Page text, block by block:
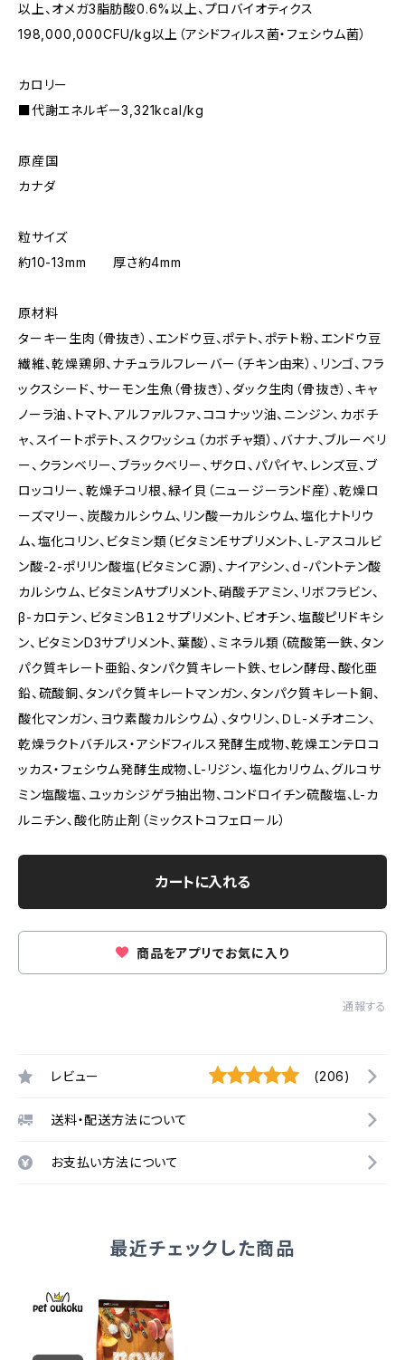
以上、オメガ3脂肪酸0.6%以上、プロバイオティクス
198,000,000CFU/kg以上（アシドフィルス菌・フェシウム菌）
カロリー
■代謝エネルギー3,321kcal/kg
原産国
カナダ
粒サイズ
約10-13mm 厚さ約4mm
原材料
ターキー生肉（骨抜き）、エンドウ豆、ポテト、ポテト粉、エンドウ豆
繊維、乾燥鶏卵、ナチュラルフレーバー（チキン由来）、リンゴ、フラ
ックスシード、サーモン生魚（骨抜き）、ダック生肉（骨抜き）、キャ
ノーラ油、トマト、アルファルファ、ココナッツ油、ニンジン、カボチ
ャ、スイートポテト、スクワッシュ（カボチャ類）、バナナ、ブルーベリ
ー、クランベリー、ブラックベリー、ザクロ、パパイヤ、レンズ豆、ブ
ロッコリー、乾燥チコリ根、緑イ貝（ニュージーランド産）、乾燥ロ
ーズマリー、炭酸カルシウム、リン酸一カルシウム、塩化ナトリウ
ム、塩化コリン、ビタミン類（ビタミンEサプリメント、Ｌ-アスコルビ
ン酸-2-ポリリン酸塩(ビタミンＣ源)、ナイアシン、ｄ-パントテン酸
カルシウム、ビタミンAサプリメント、硝酸チアミン、リボフラビン、
β-カロテン、ビタミンB１２サプリメント、ビオチン、塩酸ピリドキシ
ン、ビタミンD3サプリメント、葉酸）、ミネラル類（硫酸第一鉄、タン
パク質キレート亜鉛、タンパク質キレート鉄、セレン酵母、酸化亜
鉛、硫酸銅、タンパク質キレートマンガン、タンパク質キレート銅、
酸化マンガン、ヨウ素酸カルシウム）、タウリン、ＤＬ-メチオニン、
乾燥ラクトバチルス・アシドフィルス発酵生成物、乾燥エンテロコ
ッカス・フェシウム発酵生成物、L-リジン、塩化カリウム、グルコサ
ミン塩酸塩、ユッカシジゲラ抽出物、コンドロイチン硫酸塩、L-カ
ルニチン、酸化防止剤（ミックストコフェロール）
カートに入れる
商品をアプリでお気に入り
通報する
レビュー (206)
送料・配送方法について
お支払い方法について
最近チェックした商品